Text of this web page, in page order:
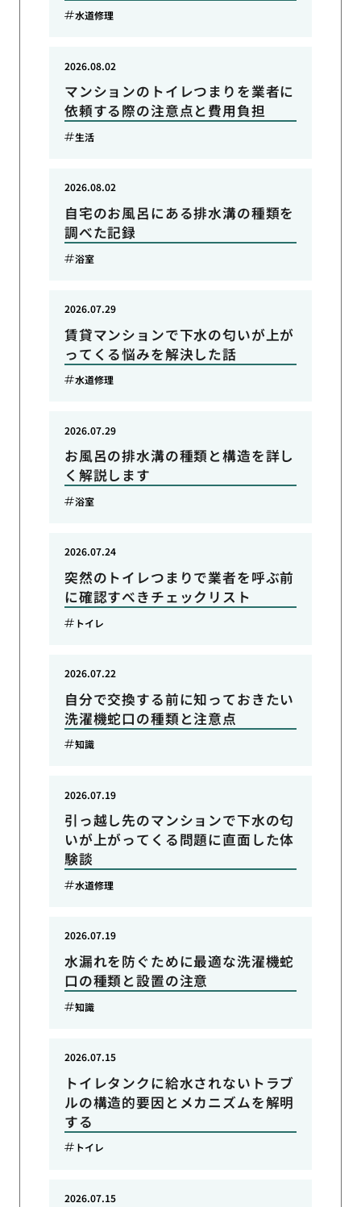
水道修理
マンションのトイレつまりを業者に
依頼する際の注意点と費用負担
2026.08.02
生活
自宅のお風呂にある排水溝の種類を
調べた記録
2026.08.02
浴室
賃貸マンションで下水の匂いが上が
ってくる悩みを解決した話
2026.07.29
水道修理
お風呂の排水溝の種類と構造を詳し
く解説します
2026.07.29
浴室
突然のトイレつまりで業者を呼ぶ前
に確認すべきチェックリスト
2026.07.24
トイレ
自分で交換する前に知っておきたい
洗濯機蛇口の種類と注意点
2026.07.22
知識
引っ越し先のマンションで下水の匂
いが上がってくる問題に直面した体
験談
2026.07.19
水道修理
水漏れを防ぐために最適な洗濯機蛇
口の種類と設置の注意
2026.07.19
知識
トイレタンクに給水されないトラブ
ルの構造的要因とメカニズムを解明
する
2026.07.15
トイレ
2026.07.15